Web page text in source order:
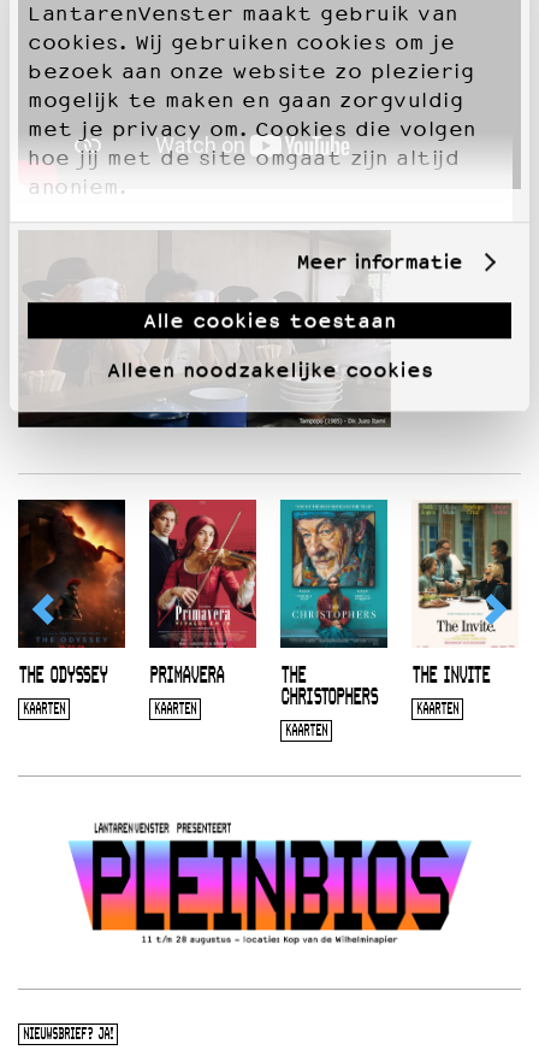
LantarenVenster maakt gebruik van
cookies. Wij gebruiken cookies om je
bezoek aan onze website zo plezierig
mogelijk te maken en gaan zorgvuldig
met je privacy om. Cookies die volgen
hoe jij met de site omgaat zijn altijd
anoniem.
Meer informatie
Alle cookies toestaan
Alleen noodzakelijke cookies
THE ODYSSEY
KAARTEN
PRIMAVERA
KAARTEN
THE
CHRISTOPHERS
KAARTEN
THE INVITE
KAARTEN
NIEUWSBRIEF? JA!